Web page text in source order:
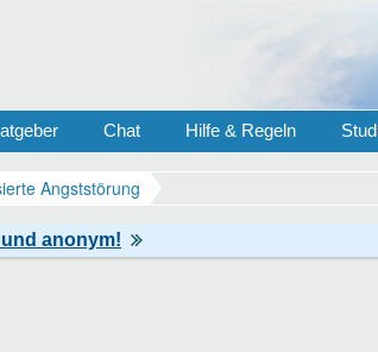
Chat Hilfe & Regeln
Angststörung